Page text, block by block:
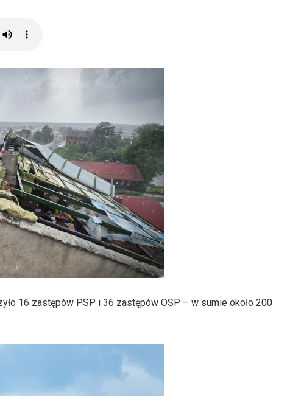
16 zastępów PSP i 36 zastępów OSP – w sumie około 200